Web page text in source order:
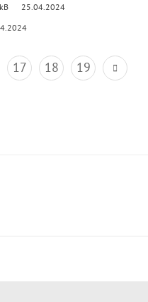
25.04.2024
17 18 19